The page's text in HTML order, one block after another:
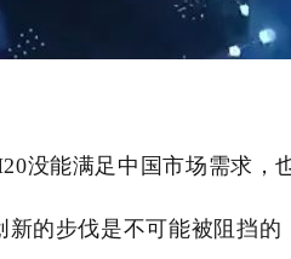
没能满足中国市场需求，
新的步伐是不可能被阻挡